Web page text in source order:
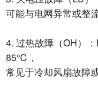
可能与电网异常或整
4. 过热故障（OH）
85℃，
常见于冷却风扇故障